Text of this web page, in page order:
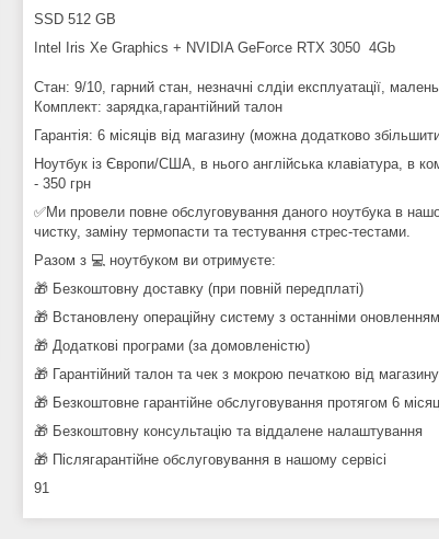
SSD 512 GB
Intel Iris Xe Graphics + NVIDIA GeForce RTX 3050 4Gb
Стан: 9/10, гарний стан, незначні слдіи експлуатації,
Комплект: зарядка,гарантійний талон
Гарантія: 6 місяців від магазину (можна додатково
Ноутбук із Європи/США, в нього англійська клавіатура, в
- 350 грн
✅Ми провели повне обслуговування даного ноутбука в
чистку, заміну термопасти та тестування стрес-тестами.
Разом з 💻 ноутбуком ви отримуєте:
🎁 Безкоштовну доставку (при повній передплаті)
🎁 Встановлену операційну систему з останніми
🎁 Додаткові програми (за домовленістю)
🎁 Гарантійний талон та чек з мокрою печаткою від магазину
🎁 Безкоштовне гарантійне обслуговування протягом 6
🎁 Безкоштовну консультацію та віддалене налаштування
🎁 Післягарантійне обслуговування в нашому сервісі
91